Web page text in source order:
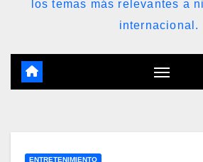
los temas más relevantes a
internacional.
ENTRETENIMIENTO